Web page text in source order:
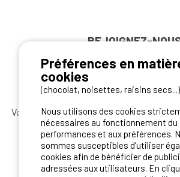
REJOIGNEZ-
Vous souhaitez bénéficier des
Abonnez-vous à la newsletter
S'ABONNER
Préférences en
cookies
(chocolat, noisettes, raisins secs...)
Nous utilisons des cookies
nécessaires au fonctionnement du
performances et aux préférences.
sommes susceptibles d’utiliser
cookies afin de bénéficier de
adressées aux utilisateurs. En